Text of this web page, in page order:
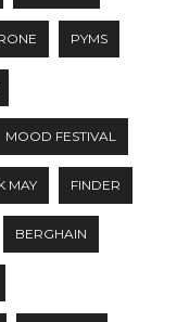
PYMS
MOOD FESTIVAL
MAY FINDER
BERGHAIN